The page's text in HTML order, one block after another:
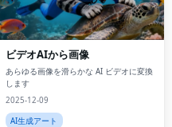
ビデオAIから画像
あらゆる画像を滑らかな AI ビデオに変換
します
2025-12-09
AI生成アート